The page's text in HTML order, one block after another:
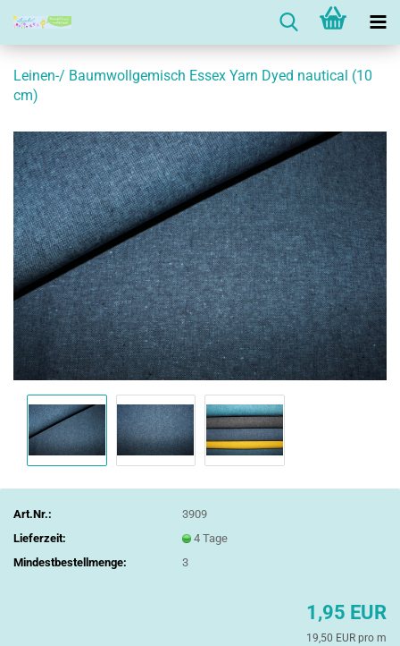
Leinen-/ Baumwollgemisch Essex Yarn Dyed nautical (10
cm)
Art.Nr.:
3909
Lieferzeit:
4 Tage
Mindestbestellmenge:
3
1,95 EUR
19,50 EUR pro m